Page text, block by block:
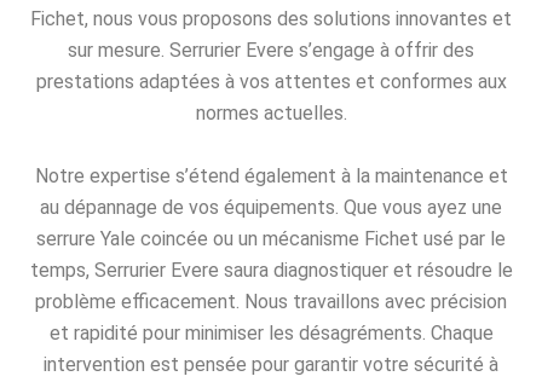
Fichet, nous vous proposons des solutions innovantes et
sur mesure. Serrurier Evere s’engage à offrir des
prestations adaptées à vos attentes et conformes aux
normes actuelles.
Notre expertise s’étend également à la maintenance et
au dépannage de vos équipements. Que vous ayez une
serrure Yale coincée ou un mécanisme Fichet usé par le
temps, Serrurier Evere saura diagnostiquer et résoudre le
problème efficacement. Nous travaillons avec précision
et rapidité pour minimiser les désagréments. Chaque
intervention est pensée pour garantir votre sécurité à